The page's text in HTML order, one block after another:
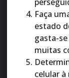
Faça
estado
gasta-
muitas
celular